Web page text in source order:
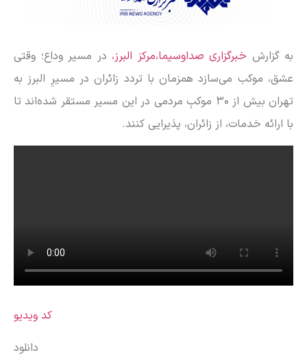
به گزارش خبرگزاری صداوسیما،مرکز البرز، در مسیر وداع؛ وقتی
عشق، موکب می‌سازد همزمان با تردد زائران در مسیرِ البرز به
تهران بیش از ۳۰ موکبِ مردمی در این مسیر مستقر شده‌اند تا
با ارائه خدمات، از زائران، پذیرایی کنند.
کد ویدیو
دانلود